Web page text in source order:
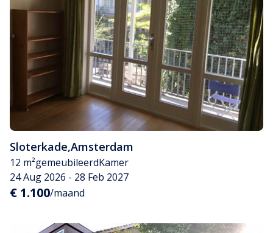
Sloterkade,Amsterdam
12 m²gemeubileerdKamer
24 Aug 2026 - 28 Feb 2027
€ 1.100/maand